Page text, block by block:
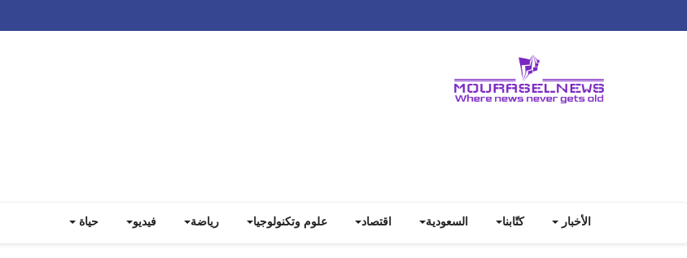
الأخبار كتّابنا السعودية اقتصاد علوم وتكنولوجيا رياضة فيديو حياة